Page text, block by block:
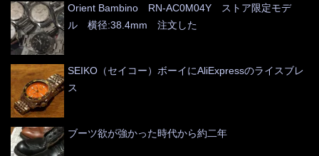
Orient Bambino RN-AC0M04Y ストア限定モデ
ル 横径:38.4mm 注文した
SEIKO（セイコー）ボーイにAliExpressのライスブレ
ス
ブーツ欲が強かった時代から約二年